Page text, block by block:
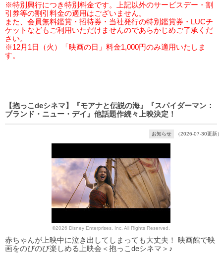
※特別興行につき特別料金です。上記以外のサービスデー・割
引券等の割引料金の適用はございません。
また、会員無料鑑賞・招待券・当社発行の特別鑑賞券・LUCチ
ケットなどもご利用いただけませんのであらかじめご了承くだ
さい。
※12月1日（火）「映画の日」料金1,000円のみ適用いたしま
す。
【抱っこdeシネマ】『モアナと伝説の海』『スパイダーマン：
ブランド・ニュー・デイ』他話題作続々上映決定！
お知らせ （2026-07-30更新）
©2026 Disney Enterprises, Inc. All Rights Reserved.
赤ちゃんが上映中に泣き出してしまっても大丈夫！ 映画館で映
画をのびのび楽しめる上映会＜抱っこdeシネマ＞♪